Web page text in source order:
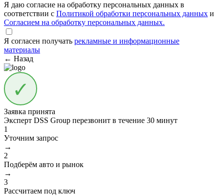
Я даю согласие на обработку персональных данных в
соответствии с Политикой обработки персональных данных и
Согласием на обработку персональных данных.
Я согласен получать рекламные и информационные
материалы
← Назад
Заявка принята
Эксперт DSS Group перезвонит в течение 30 минут
1
Уточним запрос
→
2
Подберём авто и рынок
→
3
Рассчитаем под ключ